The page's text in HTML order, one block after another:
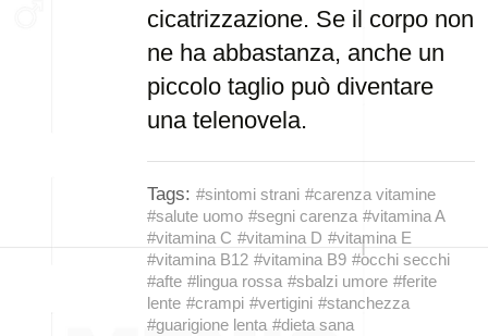
cicatrizzazione. Se il corpo non
ne ha abbastanza, anche un
piccolo taglio può diventare
una telenovela.
Tags: #sintomi strani #carenza vitamine
#salute uomo #segni carenza #vitamina A
#vitamina C #vitamina D #vitamina E
#vitamina B12 #vitamina B9 #occhi secchi
#afte #lingua rossa #sbalzi umore #ferite
lente #crampi #vertigini #stanchezza
#guarigione lenta #dieta sana